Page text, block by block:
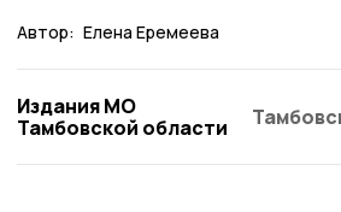
Автор: Елена Еремеева
Издания МО
Тамбовской области